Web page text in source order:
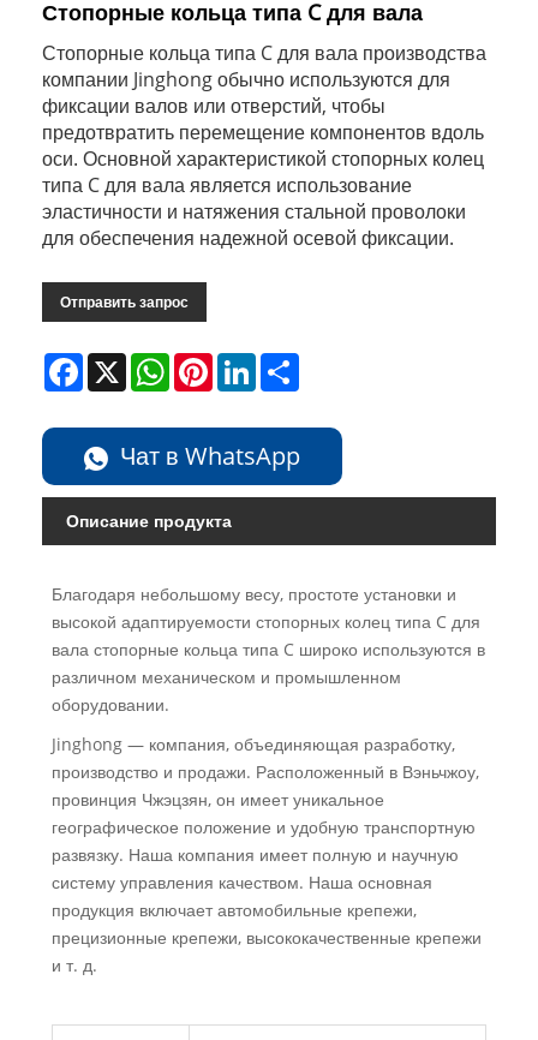
Стопорные кольца типа C для вала
Стопорные кольца типа C для вала производства
компании Jinghong обычно используются для
фиксации валов или отверстий, чтобы
предотвратить перемещение компонентов вдоль
оси. Основной характеристикой стопорных колец
типа C для вала является использование
эластичности и натяжения стальной проволоки
для обеспечения надежной осевой фиксации.
Отправить запрос
Facebook
X WhatsAppPinterestLinkedIn
Чат в WhatsApp
Описание продукта
Благодаря небольшому весу, простоте установки и
высокой адаптируемости стопорных колец типа C для
вала стопорные кольца типа C широко используются в
различном механическом и промышленном
оборудовании.
Jinghong — компания, объединяющая разработку,
производство и продажи. Расположенный в Вэньчжоу,
провинция Чжэцзян, он имеет уникальное
географическое положение и удобную транспортную
развязку. Наша компания имеет полную и научную
систему управления качеством. Наша основная
продукция включает автомобильные крепежи,
прецизионные крепежи, высококачественные крепежи
и т. д.